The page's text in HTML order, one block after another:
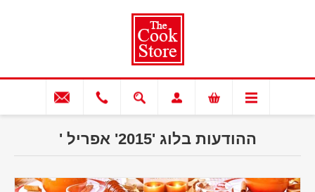
ההודעות בלוג '2015' אפריל '